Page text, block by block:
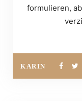
formulieren,
KARIN